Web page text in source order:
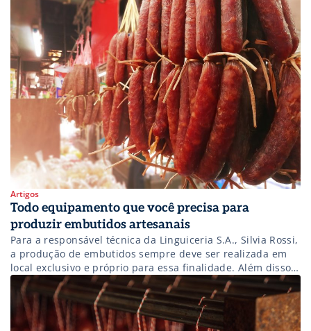
cidades, a preços exorbitantes. Porém, na atualidade os
consumidores estão cada vez mais exigentes […]
Artigos
Todo equipamento que você precisa para
produzir embutidos artesanais
Para a responsável técnica da Linguiceria S.A., Silvia Rossi,
a produção de embutidos sempre deve ser realizada em
local exclusivo e próprio para essa finalidade. Além disso,
cada um dos equipamentos utilizados no processamento
de embutidos deve ter o máximo de eficiência. Todo o
maquinário utilizado deve: Ser construído em
conformidade com normas de […]